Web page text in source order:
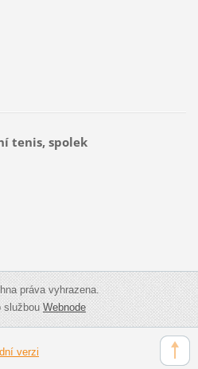
tenis, spolek
práva vyhrazena.
službouWebnode
verzi